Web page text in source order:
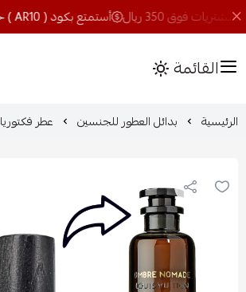
أستمتع بكود ( AR10 ) خصم 10% شحن مجاني للمشتريات فوق 350 ريال
القائمة
الرئيسية بدائل العطور للجنسين عطر فكتوريا M